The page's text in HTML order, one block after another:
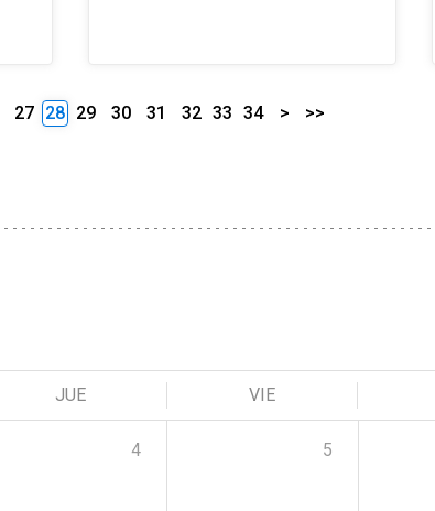
27 28 29 30 31 32 33 34 > >>
JUE VIE
4 5